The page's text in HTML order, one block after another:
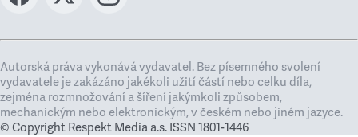
Autorská práva vykonává vydavatel. Bez písemného svolení
vydavatele je zakázáno jakékoli užití částí nebo celku díla,
zejména rozmnožování a šíření jakýmkoli způsobem,
mechanickým nebo elektronickým, v českém nebo jiném jazyce.
© Copyright Respekt Media a.s. ISSN 1801-1446